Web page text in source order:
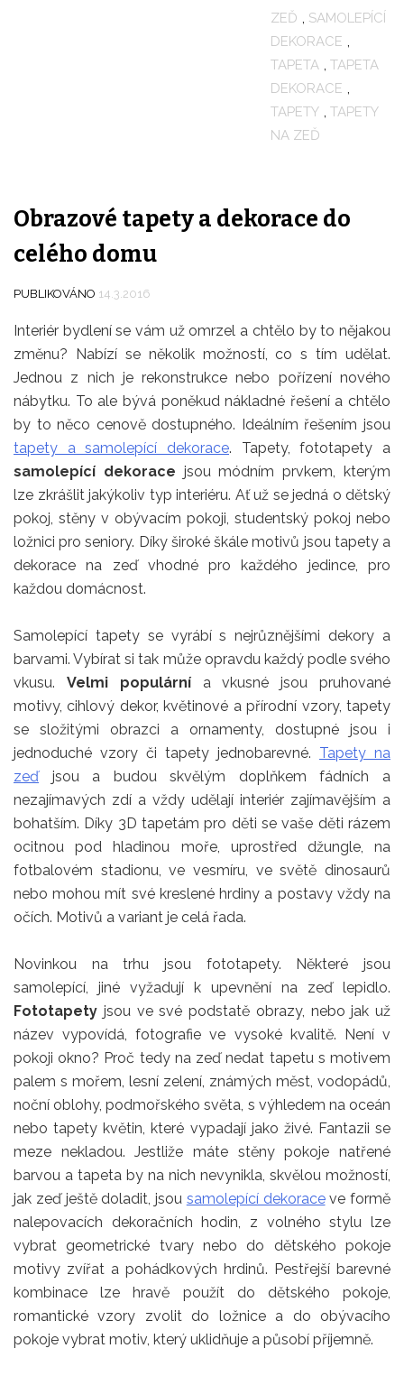
ZEĎ , SAMOLEPÍCÍ
DEKORACE ,
TAPETA , TAPETA
DEKORACE ,
TAPETY , TAPETY
NA ZEĎ
Obrazové tapety a dekorace do
celého domu
PUBLIKOVÁNO 14.3.2016
Interiér bydlení se vám už omrzel a chtělo by to nějakou
změnu? Nabízí se několik možností, co s tím udělat.
Jednou z nich je rekonstrukce nebo pořízení nového
nábytku. To ale bývá poněkud nákladné řešení a chtělo
by to něco cenově dostupného. Ideálním řešením jsou
tapety a samolepící dekorace. Tapety, fototapety a
samolepící dekorace jsou módním prvkem, kterým
lze zkrášlit jakýkoliv typ interiéru. Ať už se jedná o dětský
pokoj, stěny v obývacím pokoji, studentský pokoj nebo
ložnici pro seniory. Díky široké škále motivů jsou tapety a
dekorace na zeď vhodné pro každého jedince, pro
každou domácnost.
Samolepící tapety se vyrábí s nejrůznějšími dekory a
barvami. Vybírat si tak může opravdu každý podle svého
vkusu. Velmi populárnía vkusné jsou pruhované
motivy, cihlový dekor, květinové a přírodní vzory, tapety
se složitými obrazci a ornamenty, dostupné jsou i
jednoduché vzory či tapety jednobarevné. Tapety na
zeďjsou a budou skvělým doplňkem fádních a
nezajímavých zdí a vždy udělají interiér zajímavějším a
bohatším. Díky 3D tapetám pro děti se vaše děti rázem
ocitnou pod hladinou moře, uprostřed džungle, na
fotbalovém stadionu, ve vesmíru, ve světě dinosaurů
nebo mohou mít své kreslené hrdiny a postavy vždy na
očích. Motivů a variant je celá řada.
Novinkou na trhu jsou fototapety. Některé jsou
samolepící, jiné vyžadují k upevnění na zeď lepidlo.
Fototapety jsou ve své podstatě obrazy, nebo jak už
název vypovídá, fotografie ve vysoké kvalitě. Není v
pokoji okno? Proč tedy na zeď nedat tapetu s motivem
palem s mořem, lesní zelení, známých měst, vodopádů,
noční oblohy, podmořského světa, s výhledem na oceán
nebo tapety květin, které vypadají jako živé. Fantazii se
meze nekladou. Jestliže máte stěny pokoje natřené
barvou a tapeta by na nich nevynikla, skvělou možností,
jak zeď ještě doladit, jsou samolepící dekoraceve formě
nalepovacích dekoračních hodin, z volného stylu lze
vybrat geometrické tvary nebo do dětského pokoje
motivy zvířat a pohádkových hrdinů. Pestřejší barevné
kombinace lze hravě použít do dětského pokoje,
romantické vzory zvolit do ložnice a do obývacího
pokoje vybrat motiv, který uklidňuje a působí příjemně.